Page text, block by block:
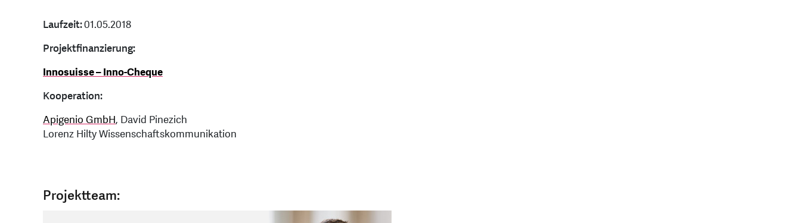
Laufzeit:01.05.2018
Projektfinanzierung:
Innosuisse – Inno-Cheque
Kooperation:
Apigenio GmbH, David Pinezich
Lorenz Hilty Wissenschaftskommunikation
Projektteam: